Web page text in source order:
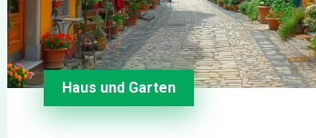
Haus und Garten